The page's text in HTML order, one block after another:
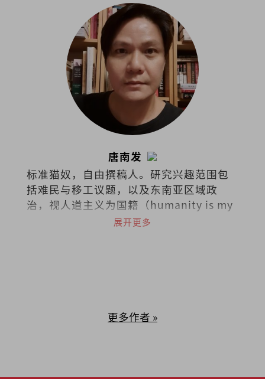
唐南发
标准猫奴，自由撰稿人。研究兴趣范围包
括难民与移工议题，以及东南亚区域政
治，视人道主义为国籍（humanity is my
nationality）。热爱阅读，下厨，骑车和
展开更多
更多作者 »